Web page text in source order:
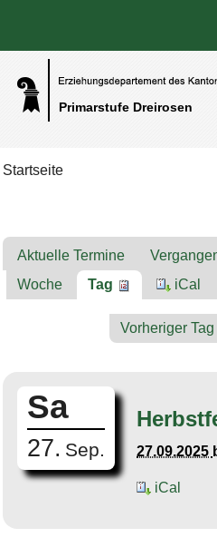
Primarstufe Dreirosen
Benutzerspezifische
Direkt zum Inhalt|Direkt zur
Startseite
Aktuelle Termine
Woche
Tag iCal
Vorheriger Tag
Sa
27. Sep. 27.09.2025
iCal